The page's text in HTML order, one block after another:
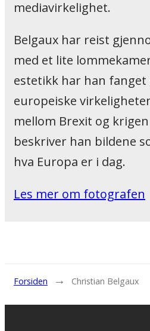
mediavirkelighet.
Belgaux har reist
med et lite
estetikk har han fanget
europeiske
mellom Brexit og
beskriver han bildene
hva Europa er i dag.
Les mer om fotografen
Forsiden → Christian Belgaux